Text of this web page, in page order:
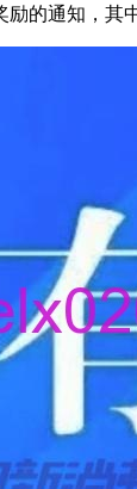
的通知，其